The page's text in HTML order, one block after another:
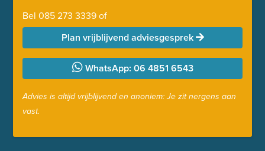
Bel 085 273 3339of
Plan vrijblijvend adviesgesprek
WhatsApp: 06 4851 6543
Advies is altijd vrijblijvend en anoniem: Je zit nergens aan
vast.